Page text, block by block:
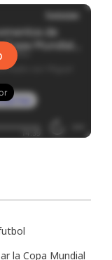
la Copa Mundial